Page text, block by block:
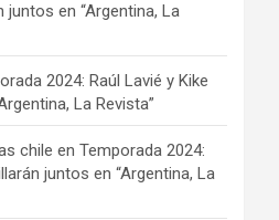
juntos en “Argentina, La
2024: Raúl Lavié y Kike
La Revista”
chile enTemporada 2024:
juntos en “Argentina, La